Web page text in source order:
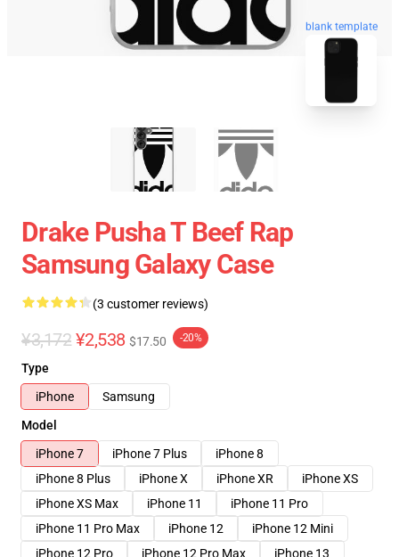
blank template
Drake Pusha T Beef Rap
Samsung Galaxy Case
(3 customer reviews)
¥3,172 ¥2,538 $17.50 -20%
Type
iPhone
Samsung
Model
iPhone 7
iPhone 7 Plus
iPhone 8
iPhone 8 Plus
iPhone X iPhone XR
iPhone XS
iPhone XS Max
iPhone 11
iPhone 11 Pro
iPhone 11 Pro Max
iPhone 12
iPhone 12 Mini
iPhone 12 Pro
iPhone 12 Pro Max
iPhone 13